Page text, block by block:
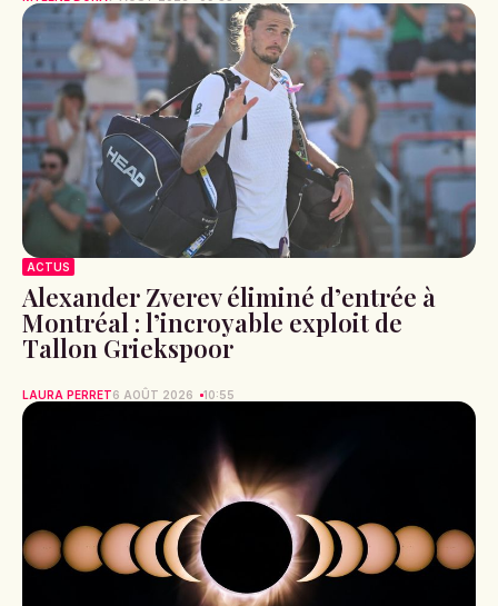
ACTUS
Alexander Zverev éliminé d’entrée à
Montréal : l’incroyable exploit de
Tallon Griekspoor
LAURA PERRET6 AOÛT 2026 10:55